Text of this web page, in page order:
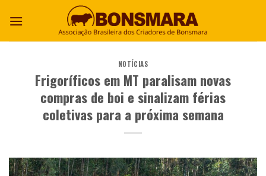
NOTÍCIAS
Frigoríficos em MT paralisam novas
compras de boi e sinalizam férias
coletivas para a próxima semana